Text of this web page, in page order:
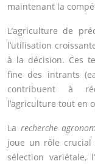
maintenant la
L’agriculture de
l’utilisation
à la décision. Ces
fine des intrants
contribuent à
l’agriculture tout en
La recherche
joue un rôle crucial
sélection variétale,